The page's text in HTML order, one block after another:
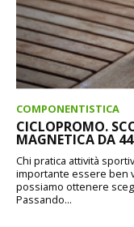
COMPONENTISTICA
CICLOPROMO.
MAGNETICA DA
Chi pratica attività
importante essere ben
possiamo ottenere
Passando...